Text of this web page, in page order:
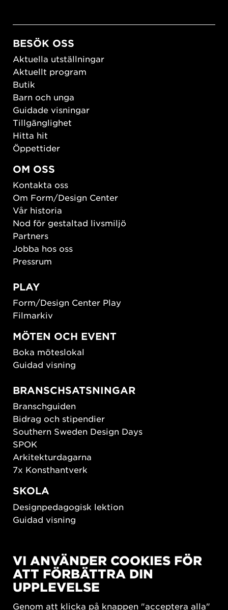
BESÖK OSS
Aktuella utställningar
Aktuellt program
Butik
Barn och unga
Guidade visningar
Tillgänglighet
Hitta hit
Öppettider
OM OSS
Kontakta oss
Om Form/Design Center
Vår historia
Nod för gestaltad livsmiljö
Partners
Jobba hos oss
Pressrum
PLAY
Form/Design Center Play
Filmarkiv
MÖTEN OCH EVENT
Boka möteslokal
Guidad visning
BRANSCHSATSNINGAR
Branschguiden
Bidrag och stipendier
Southern Sweden Design Days
SPOK
Arkitekturdagarna
7x Konsthantverk
SKOLA
Designpedagogisk lektion
Guidad visning
New European Bauhaus
SUSTAINORDIC
Share Future Living
VI ANVÄNDER COOKIES FÖR
ATT FÖRBÄTTRA DIN
UPPLEVELSE
Genom att klicka på knappen "acceptera alla"